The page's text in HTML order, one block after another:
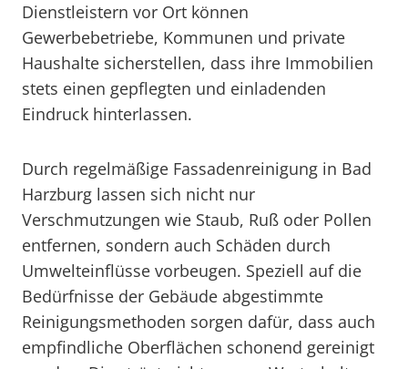
Dienstleistern vor Ort können
Gewerbebetriebe, Kommunen und private
Haushalte sicherstellen, dass ihre Immobilien
stets einen gepflegten und einladenden
Eindruck hinterlassen.
Durch regelmäßige Fassadenreinigung in Bad
Harzburg lassen sich nicht nur
Verschmutzungen wie Staub, Ruß oder Pollen
entfernen, sondern auch Schäden durch
Umwelteinflüsse vorbeugen. Speziell auf die
Bedürfnisse der Gebäude abgestimmte
Reinigungsmethoden sorgen dafür, dass auch
empfindliche Oberflächen schonend gereinigt